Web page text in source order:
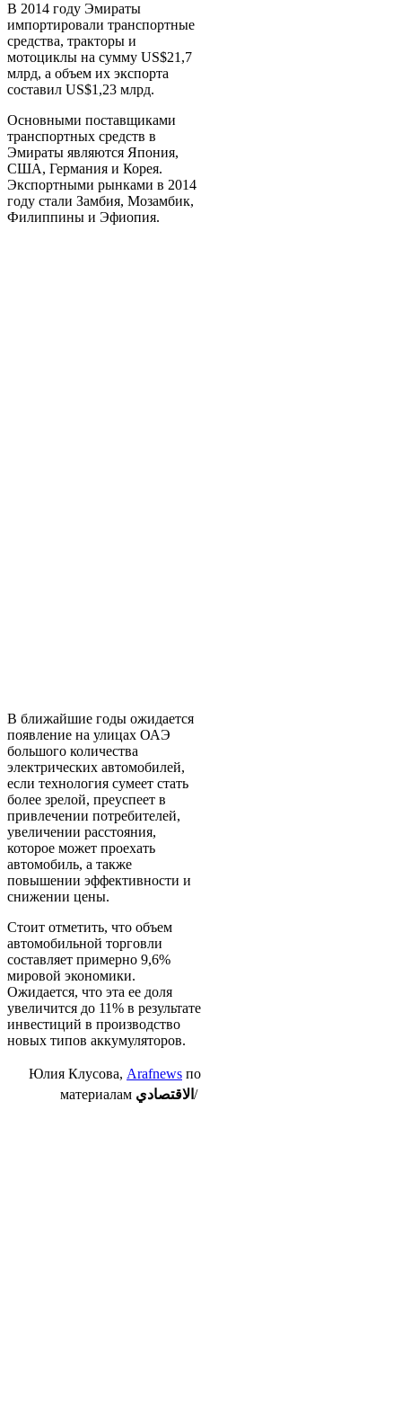
В 2014 году Эмираты
импортировали транспортные
средства, тракторы и
мотоциклы на сумму US$21,7
млрд, а объем их экспорта
составил US$1,23 млрд.
Основными поставщиками
транспортных средств в
Эмираты являются Япония,
США, Германия и Корея.
Экспортными рынками в 2014
году стали Замбия, Мозамбик,
Филиппины и Эфиопия.
В ближайшие годы ожидается
появление на улицах ОАЭ
большого количества
электрических автомобилей,
если технология сумеет стать
более зрелой, преуспеет в
привлечении потребителей,
увеличении расстояния,
которое может проехать
автомобиль, а также
повышении эффективности и
снижении цены.
Стоит отметить, что объем
автомобильной торговли
составляет примерно 9,6%
мировой экономики.
Ожидается, что эта ее доля
увеличится до 11% в результате
инвестиций в производство
новых типов аккумуляторов.
Юлия Клусова, Arafnews по
материалам الاقتصادي /